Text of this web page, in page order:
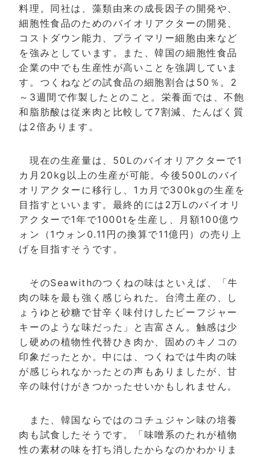
料理。同社は、藻類由来の成長因子の開発や、
細胞性食品のためのバイオリアクターの開発、
コストダウン能力、プライマリー細胞由来など
を強みとしています。また、韓国の細胞性食品
企業の中でも生産性が高いことを強調していま
す。つくねなどの試食品の細胞割合は50％。2
～3週間で作製したとのこと。栄養面では、不飽
和脂肪酸は従来肉と比較して7割減、たんぱく質
は2倍あります。
現在の生産量は、50Lのバイオリアクターで1
カ月20kg以上の生産が可能。今後500Lのバイ
オリアクターに移行し、1カ月で300kgの生産を
目指すといいます。最終的には2万Lのバイオリ
アクターで1年で1000tを生産し、月額100億ウ
ォン（1ウォン0.11円の換算で11億円）の売り上
げを目指すそうです。
そのSeawithのつくねの味はといえば、「牛
肉の味を最も強く感じられた。台湾土産の、し
ょうゆと砂糖で甘辛く味付けしたビーフジャー
キーのような味だった」と吉富さん。触感は少
し硬めの植物性代替ひき肉か、固めのキノコの
印象だったとか。中には、つくねでは牛肉の味
が感じられなかったとの声もありましたが、甘
辛の味付けがきつかったせいかもしれません。
また、韓国ならではのコチュジャン味の培養
肉も試食したそうです。「味噌系のたれが植物
性の素材の味を打ち消したからなのかわかりま